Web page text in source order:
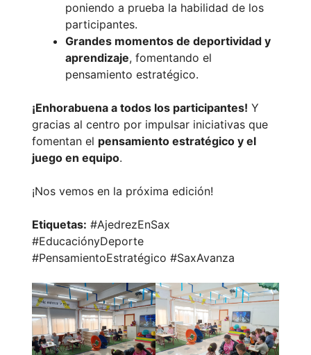
poniendo a prueba la habilidad de los
participantes.
Grandes momentos de deportividad y
aprendizaje, fomentando el
pensamiento estratégico.
¡Enhorabuena a todos los participantes! Y
gracias al centro por impulsar iniciativas que
fomentan el pensamiento estratégico y el
juego en equipo.
¡Nos vemos en la próxima edición!
Etiquetas: #AjedrezEnSax
#EducaciónyDeporte
#PensamientoEstratégico #SaxAvanza